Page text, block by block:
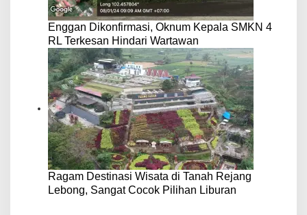
Enggan Dikonfirmasi, Oknum Kepala SMKN 4
RL Terkesan Hindari Wartawan
Ragam Destinasi Wisata di Tanah Rejang
Lebong, Sangat Cocok Pilihan Liburan